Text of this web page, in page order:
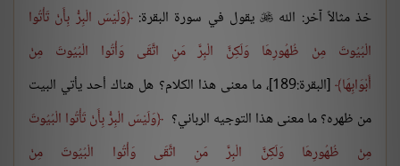
خذ مثالاً آخر: الله  يقول في سورة البقرة: وَلَيْسَ الْبِرُّ بِأَنْ تَأْتُوا
الْبُيُوتَ مِنْ ظُهُورِهَا وَلَكِنَّ الْبِرَّ مَنِ اتَّقَى وَأْتُوا الْبُيُوتَ مِنْ
أَبْوَابِهَا
[البقرة:189]، ما معنى هذا الكلام؟ هل هناك أحد يأتي البيت
من ظهره؟ ما معنى هذا التوجيه الرباني؟
وَلَيْسَ الْبِرُّ بِأَنْ تَأْتُوا الْبُيُوتَ
مِنْ ظُهُورِهَا وَلَكِنَّ الْبِرَّ مَنِ اتَّقَى وَأْتُوا الْبُيُوتَ مِنْ